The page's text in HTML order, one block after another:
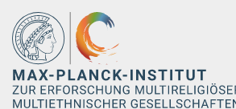
Hauptinhalt